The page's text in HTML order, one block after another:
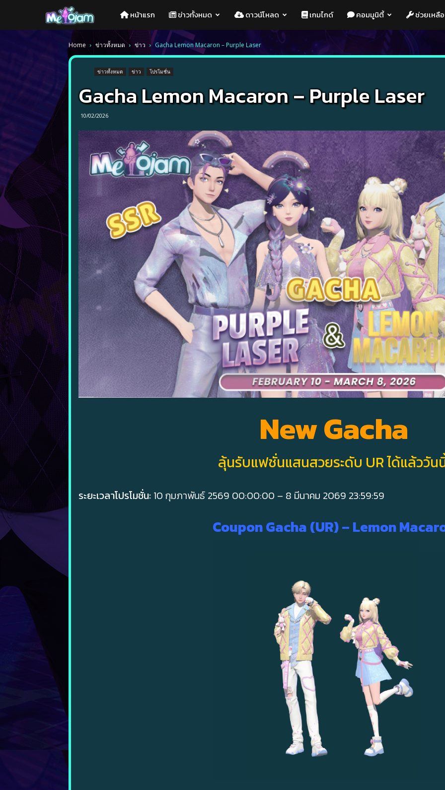
Melojam
PlayPark
หน้าแรก ข่าวทั้งหมด ดาวน์โหลด เกมไกด์ คอมมูนิตี้ ช่วยเหลือ
Home ข่าวทั้งหมด ข่าว Gacha Lemon Macaron – Purple Laser
ข่าวทั้งหมด ข่าว โปรโมชั่น
Gacha Lemon Macaron – Purple Laser
10/02/2026
New Gacha
ลุ้นรับแฟชั่นแสนสวยระดับ UR ได้แล้ววัน
ระยะเวลาโปรโมชั่น: 10 กุมภาพันธ์ 2569 00:00:00 – 8 มีนาคม 2069 23:59:59
Coupon Gacha (UR) – Lemon